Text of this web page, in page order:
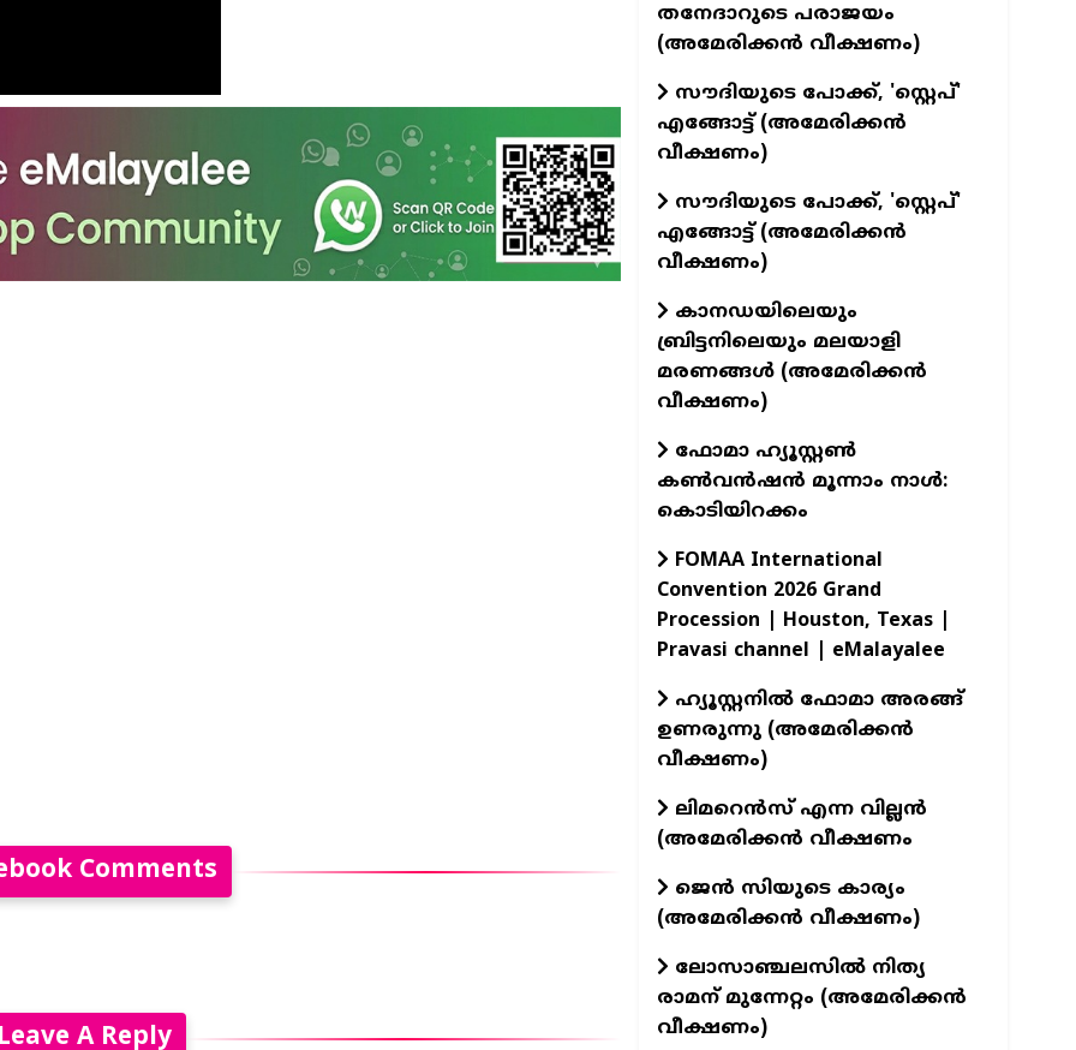
Comments
A Reply
തനേദാറുടെ പരാജയം
(അമേരിക്കൻ വീക്ഷണം)
സൗദിയുടെ പോക്ക്, 'സ്റ്റെപ്'
എങ്ങോട്ട് (അമേരിക്കൻ
വീക്ഷണം)
സൗദിയുടെ പോക്ക്, 'സ്റ്റെപ്'
എങ്ങോട്ട് (അമേരിക്കൻ
വീക്ഷണം)
കാനഡയിലെയും
ബ്രിട്ടനിലെയും മലയാളി
മരണങ്ങൾ (അമേരിക്കൻ
വീക്ഷണം)
ഫോമാ ഹ്യൂസ്റ്റൺ
കൺവൻഷൻ മൂന്നാം നാൾ:
കൊടിയിറക്കം
FOMAA International
Convention 2026 Grand
Procession | Houston, Texas |
Pravasi channel | eMalayalee
ഹ്യൂസ്റ്റനിൽ ഫോമാ അരങ്ങ്
ഉണരുന്നു (അമേരിക്കൻ
വീക്ഷണം)
ലിമറെൻസ് എന്ന വില്ലൻ
(അമേരിക്കൻ വീക്ഷണം
ജെൻ സിയുടെ കാര്യം
(അമേരിക്കൻ വീക്ഷണം)
ലോസാഞ്ചലസിൽ നിത്യ
രാമന് മുന്നേറ്റം (അമേരിക്കൻ
വീക്ഷണം)